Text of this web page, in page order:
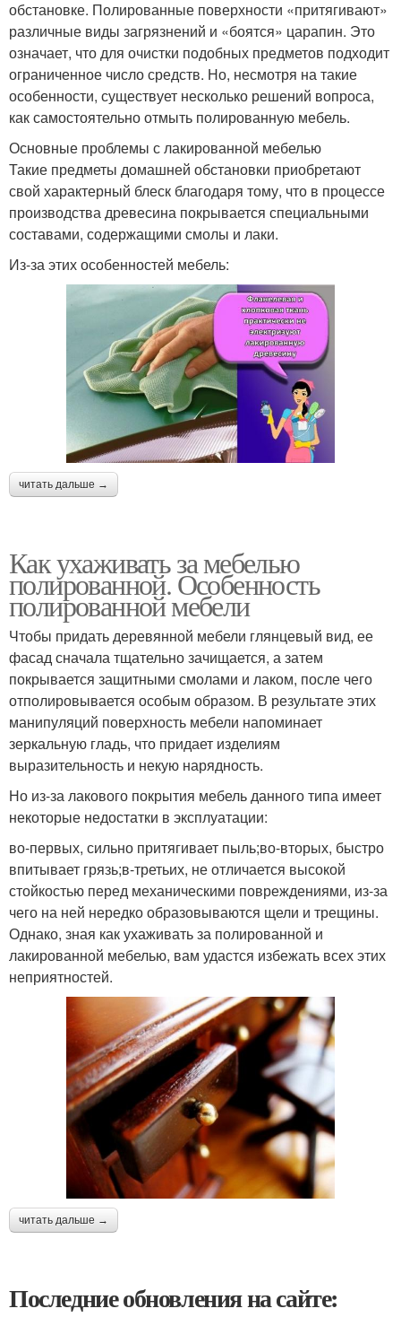
обстановке. Полированные поверхности «притягивают»
различные виды загрязнений и «боятся» царапин. Это
означает, что для очистки подобных предметов подходит
ограниченное число средств. Но, несмотря на такие
особенности, существует несколько решений вопроса,
как самостоятельно отмыть полированную мебель.
Основные проблемы с лакированной мебелью
Такие предметы домашней обстановки приобретают
свой характерный блеск благодаря тому, что в процессе
производства древесина покрывается специальными
составами, содержащими смолы и лаки.
Из-за этих особенностей мебель:
читать дальше →
Как ухаживать за мебелью
полированной. Особенность
полированной мебели
Чтобы придать деревянной мебели глянцевый вид, ее
фасад сначала тщательно зачищается, а затем
покрывается защитными смолами и лаком, после чего
отполировывается особым образом. В результате этих
манипуляций поверхность мебели напоминает
зеркальную гладь, что придает изделиям
выразительность и некую нарядность.
Но из-за лакового покрытия мебель данного типа имеет
некоторые недостатки в эксплуатации:
во-первых, сильно притягивает пыль;во-вторых, быстро
впитывает грязь;в-третьих, не отличается высокой
стойкостью перед механическими повреждениями, из-за
чего на ней нередко образовываются щели и трещины.
Однако, зная как ухаживать за полированной и
лакированной мебелью, вам удастся избежать всех этих
неприятностей.
читать дальше →
Последние обновления на сайте: